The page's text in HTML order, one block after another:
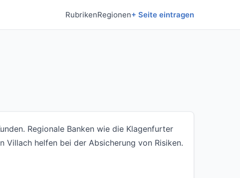
RubrikenRegionen+ Seite eintragen
Regionale Banken wie die Klagenfurter
Villach helfen bei der Absicherung von Risiken.